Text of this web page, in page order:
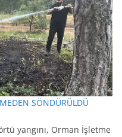
SÖNDÜRÜLDÜ
yangını, Orman İşletme